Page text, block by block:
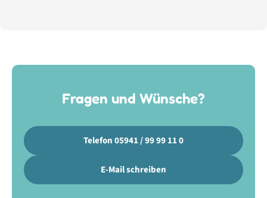
Fragen und Wünsche?
Telefon 05941 / 99 99 11 0
E-Mail schreiben